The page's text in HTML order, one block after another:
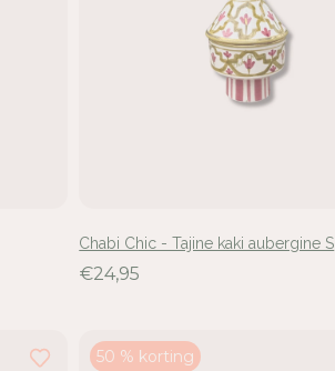
Chabi Chic - Tajine kaki aubergine S
€24,95
50 % korting